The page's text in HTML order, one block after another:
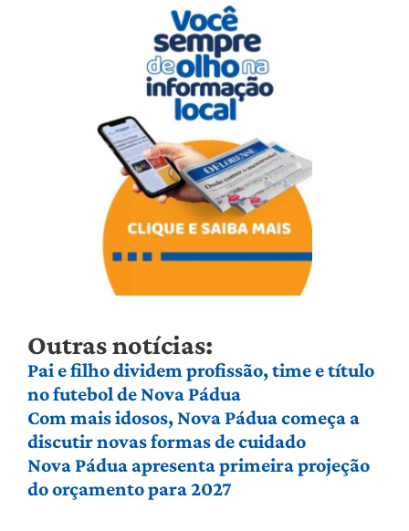
Outras notícias:
Pai e filho dividem profissão, time e título
no futebol de Nova Pádua
Com mais idosos, Nova Pádua começa a
discutir novas formas de cuidado
Nova Pádua apresenta primeira projeção
do orçamento para 2027